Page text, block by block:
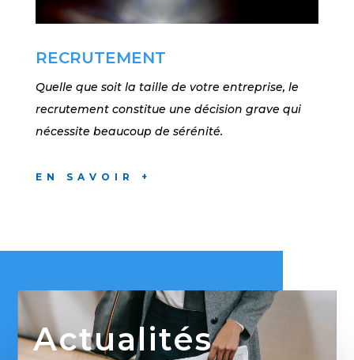
RECRUTEMENT
Quelle que soit la taille de votre entreprise, le
recrutement constitue une décision grave qui
nécessite beaucoup de sérénité.
EN SAVOIR +
Actualités